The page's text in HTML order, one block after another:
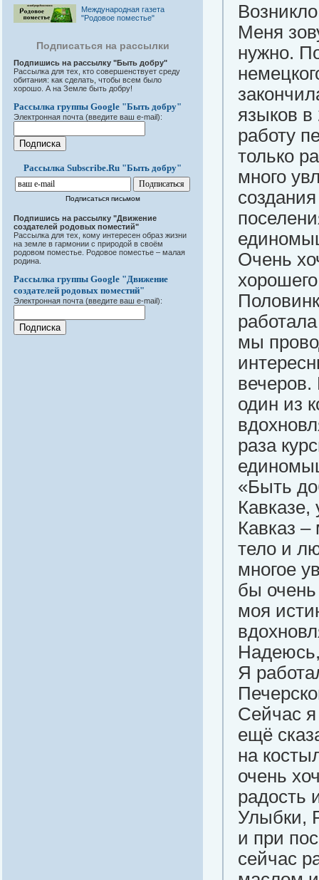
Международная газета
"Родовое поместье"
Подписаться на рассылки
Подпишись на рассылку "Быть добру"
Рассылка для тех, кто совершенствует среду
обитания: как сделать, чтобы всем было
хорошо. А на Земле быть добру!
Рассылка группы Google "Быть добру"
Электронная почта (введите ваш e-mail):
Рассылка Subscribe.Ru "Быть добру"
Подписаться письмом
Подпишись на рассылку "Движение
создателей родовых поместий"
Рассылка для тех, кому интересен образ жизни
на земле в гармонии с природой в своём
родовом поместье. Родовое поместье – малая
родина.
Рассылка группы Google "Движение
создателей родовых поместий"
Электронная почта (введите ваш e-mail):
Меня
нужно.
языков в
работу
только
много
Очень
мы
один из
раза
«Быть
Кавказе,
Кавказ
тело и
многое
бы
моя
Я
Сейчас
ещё
на
очень
радость
Улыбки,
и при
сейчас